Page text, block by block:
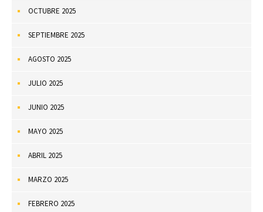
OCTUBRE 2025
SEPTIEMBRE 2025
AGOSTO 2025
JULIO 2025
JUNIO 2025
MAYO 2025
ABRIL 2025
MARZO 2025
FEBRERO 2025